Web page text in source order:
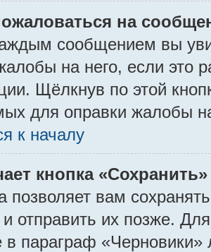
на
сообщением вы
на него, если это
Щёлкнув по этой
для оправки жалобы
к началу
кнопка
позволяет вам
и отправить их позже.
в параграф «Черновики»